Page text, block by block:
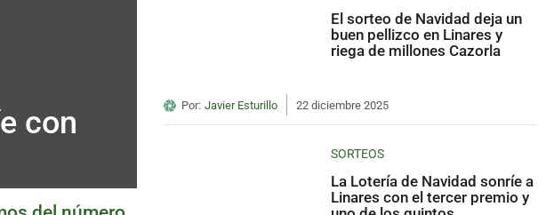
con
El sorteo de Navidad deja un
buen pellizco en Linares y
riega de millones Cazorla
Por: Javier Esturillo 22 diciembre 2025
SORTEOS
La Lotería de Navidad sonríe a
Linares con el tercer premio y